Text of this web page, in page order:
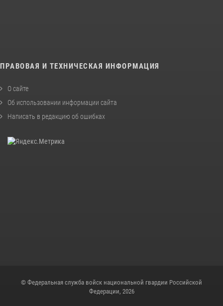
ПРАВОВАЯ И ТЕХНИЧЕСКАЯ ИНФОРМАЦИЯ
О сайте
Об использовании информации сайта
Написать в редакцию об ошибках
© Федеральная служба войск национальной гвардии Российской
Федерации, 2026